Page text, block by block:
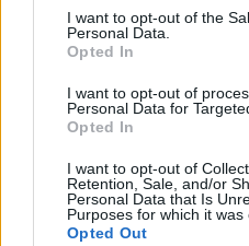
consent section.
I want to opt-out of the
Personal Data.
Opted In
I want to opt-out of
Personal Data for
Opted In
I want to opt-out of
Retention, Sale, and/or
Personal Data that Is
Purposes for which it was
Opted Out
kormányfő által úgymond
államokat,
minket találnak el, mert
tényeknek.
Nem kell sokat kutatni az
kiderüljön:Oroszország és
bevándorlási célpont.
áramlanak sok százezren,